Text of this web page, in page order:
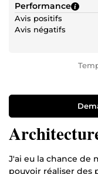
Performance
Avis positifs
Avis négatifs
J'ai eu la chance de
pouvoir réaliser des